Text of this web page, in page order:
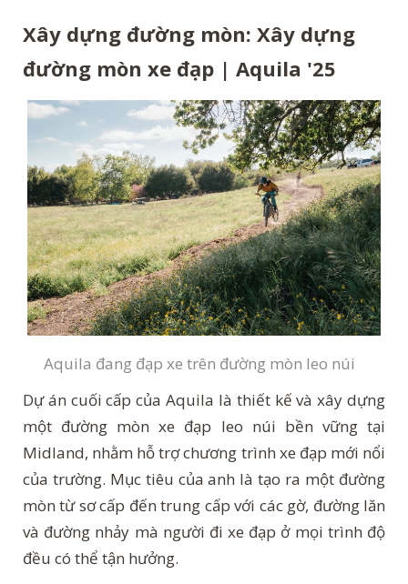
Xây dựng đường mòn: Xây dựng
đường mòn xe đạp | Aquila '25
Aquila đang đạp xe trên đường mòn leo núi
Dự án cuối cấp của Aquila là thiết kế và xây dựng
một đường mòn xe đạp leo núi bền vững tại
Midland, nhằm hỗ trợ chương trình xe đạp mới nổi
của trường. Mục tiêu của anh là tạo ra một đường
mòn từ sơ cấp đến trung cấp với các gờ, đường lăn
và đường nhảy mà người đi xe đạp ở mọi trình độ
đều có thể tận hưởng.